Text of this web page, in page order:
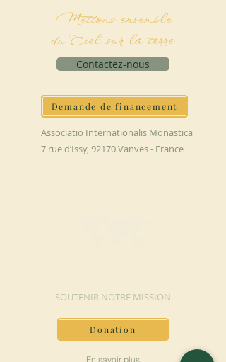
Mettons ensemble
du Ciel sur la terre
Contactez-nous
Demande de financement
Associatio Internationalis Monastica
7 rue d’Issy, 92170 Vanves - France
SOUTENIR NOTRE MISSION
Donation
En savoir plus